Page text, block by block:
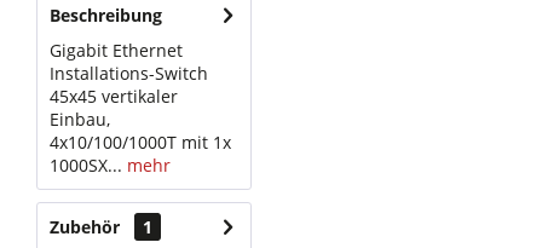
Beschreibung
Gigabit Ethernet
Installations-Switch
45x45 vertikaler
Einbau,
4x10/100/1000T mit 1x
1000SX... mehr
Zubehör 1